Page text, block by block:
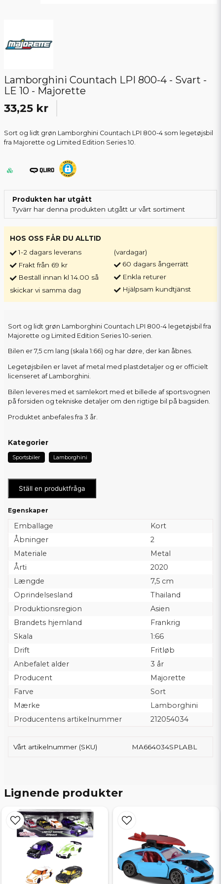
Lamborghini Countach LPI 800-4 - Svart -
LE 10 - Majorette
33,25 kr
Sort og lidt grøn Lamborghini Countach LPI 800-4 som legetøjsbil
fra Majorette og Limited Edition Series 10.
Produkten har utgått
Tyvärr har denna produkten utgått ur vårt sortiment
HOS OSS FÅR DU ALLTID
1-2 dagars leverans
Frakt från 69 kr
Beställ innan kl 14.00 så
skickar vi samma dag
(vardagar)
60 dagars ångerrätt
Enkla returer
Hjälpsam kundtjänst
Sort og lidt grøn Lamborghini Countach LPI 800-4 legetøjsbil fra
Majorette og Limited Edition Series 10-serien.
Bilen er 7,5 cm lang (skala 1:66) og har døre, der kan åbnes.
Legetøjsbilen er lavet af metal med plastdetaljer og er officielt
licenseret af Lamborghini.
Bilen leveres med et samlekort med et billede af sportsvognen
på forsiden og tekniske detaljer om den rigtige bil på bagsiden.
Produktet anbefales fra 3 år.
Kategorier
Sportsbiler Lamborghini
Ställ en produktfråga
Egenskaper
Emballage
Kort
Åbninger
2
Materiale
Metal
Årti
2020
Længde
7,5 cm
Oprindelsesland
Thailand
Produktionsregion
Asien
Brandets hjemland
Frankrig
Skala
1:66
Drift
Fritløb
Anbefalet alder
3 år
Producent
Majorette
Farve
Sort
Mærke
Lamborghini
Producentens artikelnummer
212054034
Vårt artikelnummer (SKU) MA664034SPLABL
Lignende produkter